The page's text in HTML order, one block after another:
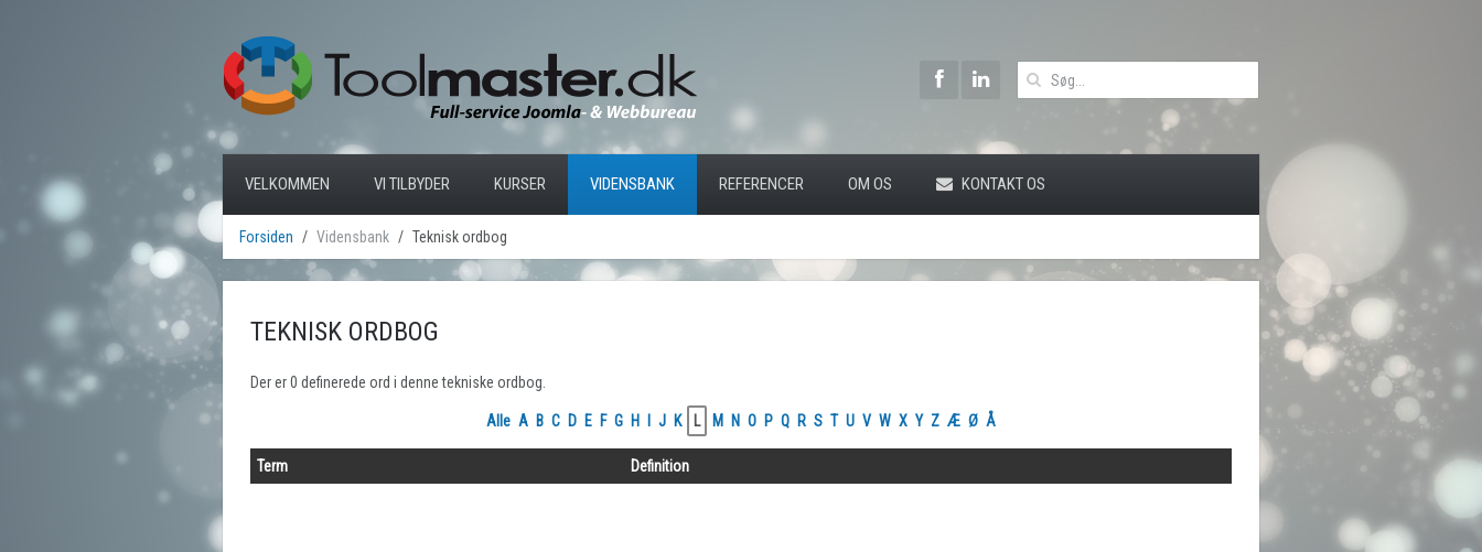
VELKOMMEN VI TILBYDER KURSER VIDENSBANK REFERENCER OM OS KONTAKT OS
Forsiden Vidensbank Teknisk ordbog
TEKNISK ORDBOG
Der er 0 definerede ord i denne tekniske ordbog.
Alle A B C D E F G H J K L M N O P Q R S T U V W X Y Z Æ Ø Å
Term Definition